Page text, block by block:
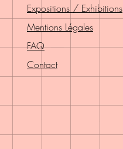
Expositions / Exhibitions
Mentions Légales
FAQ
Contact